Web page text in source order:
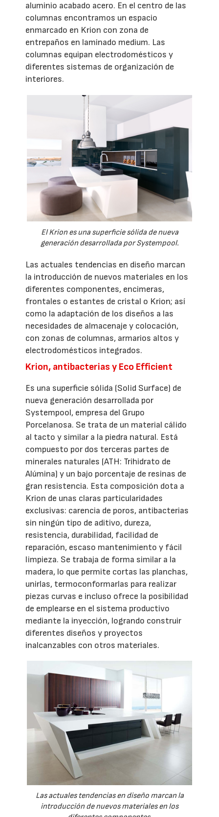
aluminio acabado acero. En el centro de las
columnas encontramos un espacio
enmarcado en Krion con zona de
entrepaños en laminado medium. Las
columnas equipan electrodomésticos y
diferentes sistemas de organización de
interiores.
El Krion es una superficie sólida de nueva
generación desarrollada por Systempool.
Las actuales tendencias en diseño marcan
la introducción de nuevos materiales en los
diferentes componentes, encimeras,
frontales o estantes de cristal o Krion; así
como la adaptación de los diseños a las
necesidades de almacenaje y colocación,
con zonas de columnas, armarios altos y
electrodomésticos integrados.
Krion, antibacterias y Eco Efficient
Es una superficie sólida (Solid Surface) de
nueva generación desarrollada por
Systempool, empresa del Grupo
Porcelanosa. Se trata de un material cálido
al tacto y similar a la piedra natural. Está
compuesto por dos terceras partes de
minerales naturales (ATH: Trihidrato de
Alúmina) y un bajo porcentaje de resinas de
gran resistencia. Esta composición dota a
Krion de unas claras particularidades
exclusivas: carencia de poros, antibacterias
sin ningún tipo de aditivo, dureza,
resistencia, durabilidad, facilidad de
reparación, escaso mantenimiento y fácil
limpieza. Se trabaja de forma similar a la
madera, lo que permite cortas las planchas,
unirlas, termoconformarlas para realizar
piezas curvas e incluso ofrece la posibilidad
de emplearse en el sistema productivo
mediante la inyección, logrando construir
diferentes diseños y proyectos
inalcanzables con otros materiales.
Las actuales tendencias en diseño marcan la
introducción de nuevos materiales en los